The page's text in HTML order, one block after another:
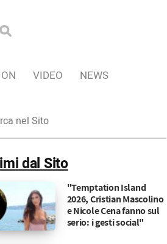
VIDEO NEWS
dal Sito
"Temptation Island
2026, Cristian Mascolino
e Nicole Cena fanno sul
serio: i gesti social"